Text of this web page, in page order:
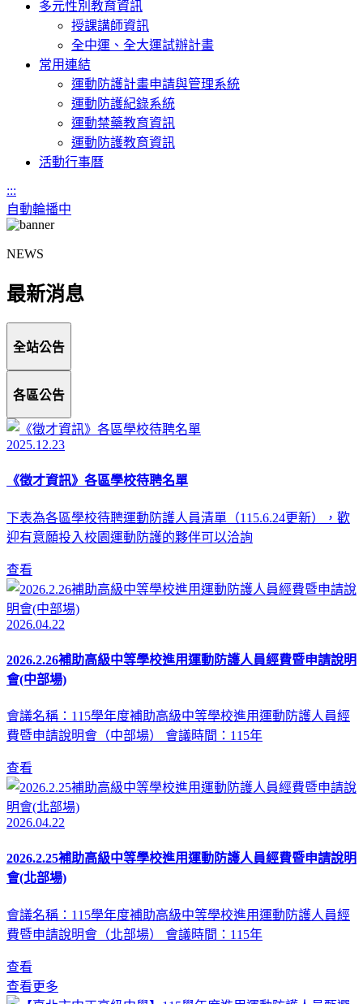
多元性別教育資訊
授課講師資訊
全中運、全大運試辦計畫
常用連結
運動防護計畫申請與管理系統
運動防護紀錄系統
運動禁藥教育資訊
運動防護教育資訊
活動行事曆
:::
自動輪播中
NEWS
最新消息
全站公告
各區公告
2025.12.23
《徵才資訊》各區學校待聘名單
下表為各區學校待聘運動防護人員清單（115.6.24更新），歡
迎有意願投入校園運動防護的夥伴可以洽詢
查看
2026.04.22
2026.2.26補助高級中等學校進用運動防護人員經費暨申請說明
會(中部場)
會議名稱：115學年度補助高級中等學校進用運動防護人員經
費暨申請說明會（中部場） 會議時間：115年
查看
2026.04.22
2026.2.25補助高級中等學校進用運動防護人員經費暨申請說明
會(北部場)
會議名稱：115學年度補助高級中等學校進用運動防護人員經
費暨申請說明會（北部場） 會議時間：115年
查看
查看更多